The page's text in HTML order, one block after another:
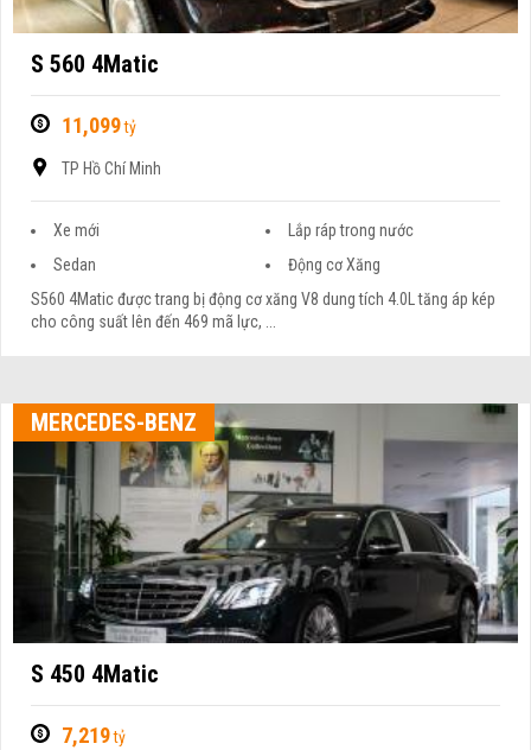
S 560 4Matic
11,099tỷ
TP Hồ Chí Minh
Xe mới
Lắp ráp trong nước
Sedan
Động cơ Xăng
S560 4Matic được trang bị động cơ xăng V8 dung tích 4.0L tăng áp kép
cho công suất lên đến 469 mã lực, ...
MERCEDES-BENZ
S 450 4Matic
7,219tỷ